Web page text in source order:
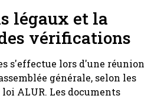
légaux et la
vérifications
s'effectue lors d'une réunion
générale, selon les
ALUR. Les documents